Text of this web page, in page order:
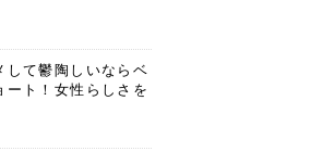
して鬱陶しいならベ
ート！女性らしさを